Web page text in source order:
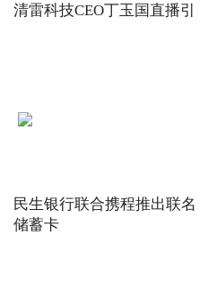
清雷科技CEO丁玉国直播引
民生银行联合携程推出联名
储蓄卡